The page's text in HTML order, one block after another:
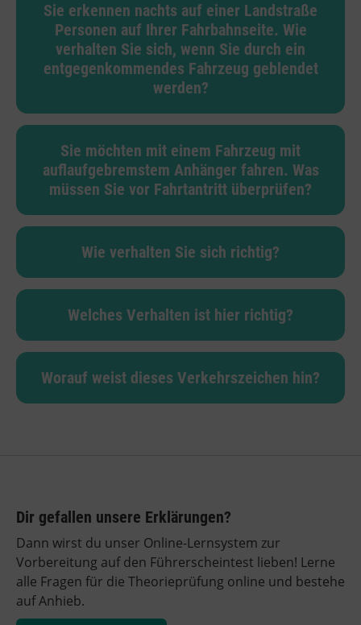
Sie erkennen nachts auf einer Landstraße
Personen auf Ihrer Fahrbahnseite. Wie
verhalten Sie sich, wenn Sie durch ein
entgegenkommendes Fahrzeug geblendet
werden?
Sie möchten mit einem Fahrzeug mit
auflaufgebremstem Anhänger fahren. Was
müssen Sie vor Fahrtantritt überprüfen?
Wie verhalten Sie sich richtig?
Welches Verhalten ist hier richtig?
Worauf weist dieses Verkehrszeichen hin?
Dir gefallen unsere Erklärungen?
Dann wirst du unser Online-Lernsystem zur
Vorbereitung auf den Führerscheintest lieben! Lerne
alle Fragen für die Theorieprüfung online und bestehe
auf Anhieb.